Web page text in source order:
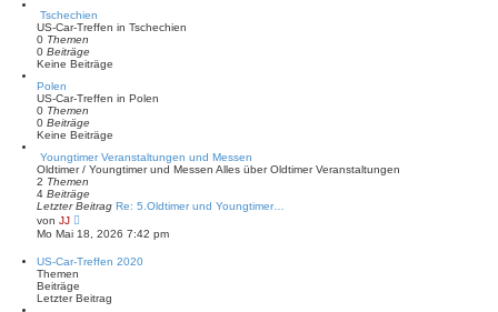
Tschechien
US-Car-Treffen in Tschechien
0 Themen
0 Beiträge
Keine Beiträge
Polen
US-Car-Treffen in Polen
0 Themen
0 Beiträge
Keine Beiträge
Youngtimer Veranstaltungen und Messen
Oldtimer / Youngtimer und Messen Alles über Oldtimer Veranstaltungen
2 Themen
4 Beiträge
Letzter Beitrag Re: 5.Oldtimer und Youngtimer…
von JJ
e
u
s
r
Mo Mai 18, 2026 7:42 pm
US-Car-Treffen 2020
Themen
Beiträge
Letzter Beitrag